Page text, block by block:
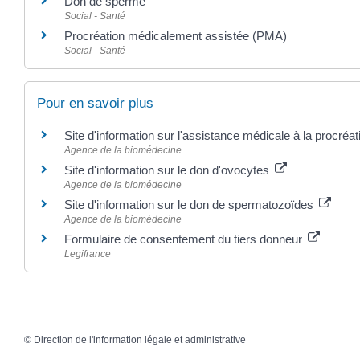
Social - Santé
Procréation médicalement assistée (PMA)
Social - Santé
Pour en savoir plus
Site d'information sur l'assistance médicale à la
Agence de la biomédecine
Site d'information sur le don d'ovocytes
Agence de la biomédecine
Site d'information sur le don de spermatozoïdes
Agence de la biomédecine
Formulaire de consentement du tiers donneur
Legifrance
© Direction de l'information légale et administrative